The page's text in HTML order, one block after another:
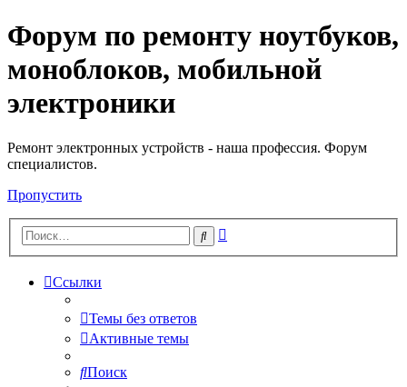
Регистрация
Форум по ремонту ноутбуков,
моноблоков, мобильной
электроники
Ремонт электронных устройств - наша профессия. Форум
специалистов.
Пропустить
Поиск
Ссылки
Темы без ответов
Активные темы
Поиск